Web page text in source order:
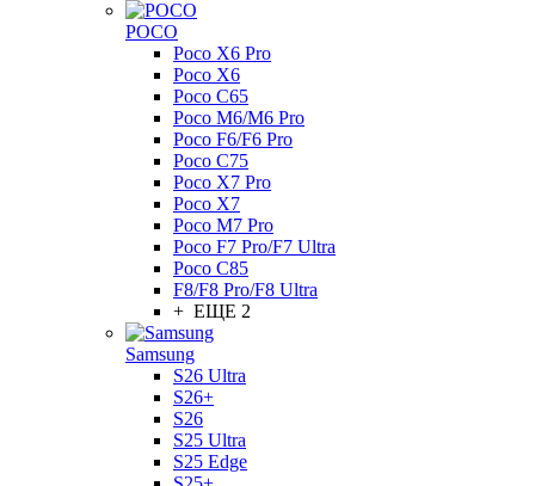
POCO
Poco X6 Pro
Poco X6
Poco C65
Poco M6/M6 Pro
Poco F6/F6 Pro
Poco C75
Poco X7 Pro
Poco X7
Poco M7 Pro
Poco F7 Pro/F7 Ultra
Poco C85
F8/F8 Pro/F8 Ultra
+ ЕЩЕ 2
Samsung
S26 Ultra
S26+
S26
S25 Ultra
S25 Edge